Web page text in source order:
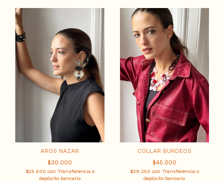
AROS NAZAR
$30.000
$25.500 con Transferencia o
depósito bancario
COLLAR BURDEOS
$45.000
$38.250 con Transferencia o
depósito bancario